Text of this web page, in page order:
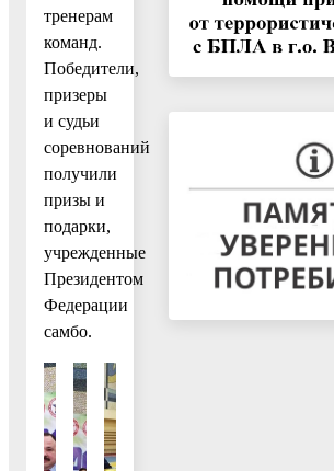
тренерам
команд.
Победители,
призеры
и судьи
соревнований
получили
призы и
подарки,
учрежденные
Президентом
Федерации
самбо.